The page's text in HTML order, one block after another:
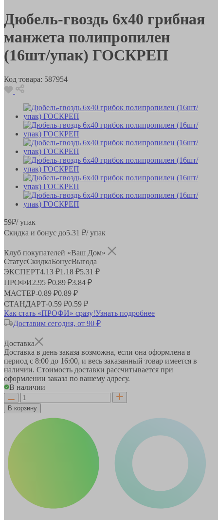
Дюбель-гвоздь 6х40 грибная
манжета полипропилен
(16шт/упак) ГОСКРЕП
Код товара: 587954
59₽/ упак
Скидка и бонус до5.31 ₽/ упак
Клуб покупателей «Ваш Дом»
СтатусСкидкаБонусВыгода
ЭКСПЕРТ4.13 ₽1.18 ₽5.31 ₽
ПРОФИ2.95 ₽0.89 ₽3.84 ₽
МАСТЕР-0.89 ₽0.89 ₽
СТАНДАРТ-0.59 ₽0.59 ₽
Как стать «ПРОФИ» сразу!Узнать подробнее
Доставим сегодня, от 90 ₽
Доставка
Доставка в день заказа возможна, если она оформлена в
период с 8:00 до 16:00, и весь заказанный товар имеется в
наличии. Стоимость доставки рассчитывается при
оформлении заказа по вашему адресу.
В наличии
В корзину